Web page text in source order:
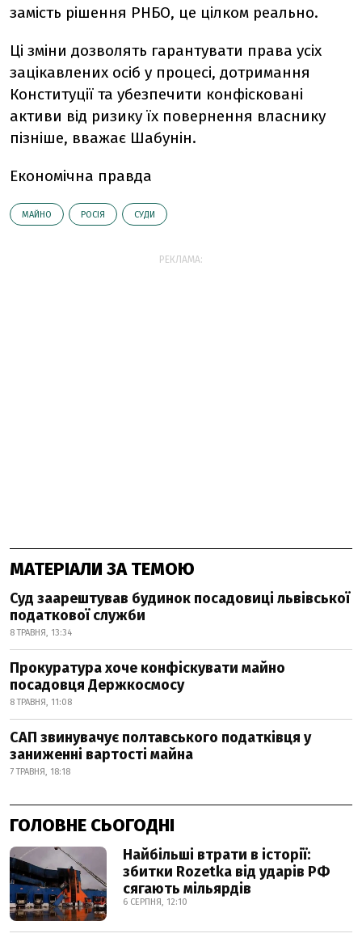
замість рішення РНБО, це цілком реально.
Ці зміни дозволять гарантувати права усіх
зацікавлених осіб у процесі, дотримання
Конституції та убезпечити конфісковані
активи від ризику їх повернення власнику
пізніше, вважає Шабунін.
Економічна правда
МАЙНО РОСІЯ СУДИ
РЕКЛАМА:
МАТЕРІАЛИ ЗА ТЕМОЮ
Суд заарештував будинок посадовиці львівської
податкової служби
8 ТРАВНЯ, 13:34
Прокуратура хоче конфіскувати майно
посадовця Держкосмосу
8 ТРАВНЯ, 11:08
САП звинувачує полтавського податківця у
заниженні вартості майна
7 ТРАВНЯ, 18:18
ГОЛОВНЕ СЬОГОДНІ
Найбільші втрати в історії:
збитки Rozetka від ударів РФ
сягають мільярдів
6 СЕРПНЯ, 12:10